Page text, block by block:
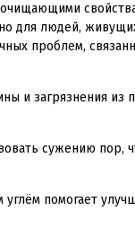
для людей,
проблем,
и загрязнения из
сужению пор,
помогает